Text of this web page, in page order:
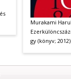
Murakami
gy (könyv; 2012)